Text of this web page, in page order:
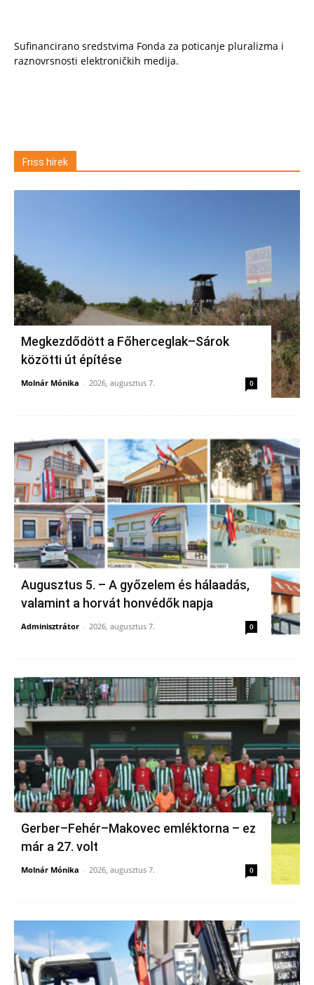
Sufinancirano sredstvima Fonda za poticanje pluralizma i
raznovrsnosti elektroničkih medija.
Friss hírek
Megkezdődött a Főherceglak–Sárok
közötti út építése
Molnár Mónika - 2026, augusztus 7. 0
Augusztus 5. – A győzelem és hálaadás,
valamint a horvát honvédők napja
Adminisztrátor - 2026, augusztus 7. 0
Gerber–Fehér–Makovec emléktorna – ez
már a 27. volt
Molnár Mónika - 2026, augusztus 7. 0